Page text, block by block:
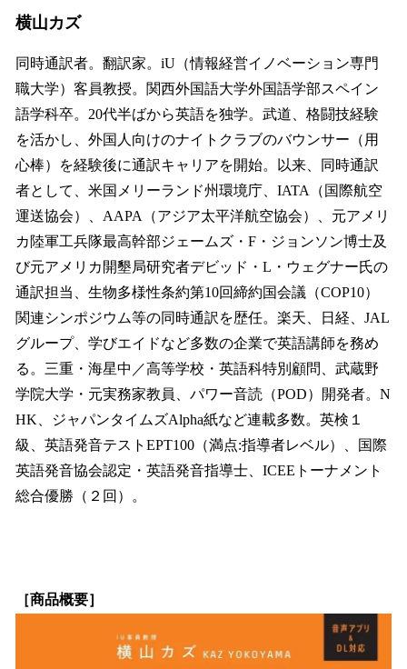
横山カズ
同時通訳者。翻訳家。iU（情報経営イノベーション専門
職大学）客員教授。関西外国語大学外国語学部スペイン
語学科卒。20代半ばから英語を独学。武道、格闘技経験
を活かし、外国人向けのナイトクラブのバウンサー（用
心棒）を経験後に通訳キャリアを開始。以来、同時通訳
者として、米国メリーランド州環境庁、IATA（国際航空
運送協会）、AAPA（アジア太平洋航空協会）、元アメリ
カ陸軍工兵隊最高幹部ジェームズ・F・ジョンソン博士及
び元アメリカ開墾局研究者デビッド・L・ウェグナー氏の
通訳担当、生物多様性条約第10回締約国会議（COP10）
関連シンポジウム等の同時通訳を歴任。楽天、日経、JAL
グループ、学びエイドなど多数の企業で英語講師を務め
る。三重・海星中／高等学校・英語科特別顧問、武蔵野
学院大学・元実務家教員、パワー音読（POD）開発者。N
HK、ジャパンタイムズAlpha紙など連載多数。英検１
級、英語発音テストEPT100（満点:指導者レベル）、国際
英語発音協会認定・英語発音指導士、ICEEトーナメント
総合優勝（２回）。
［商品概要］